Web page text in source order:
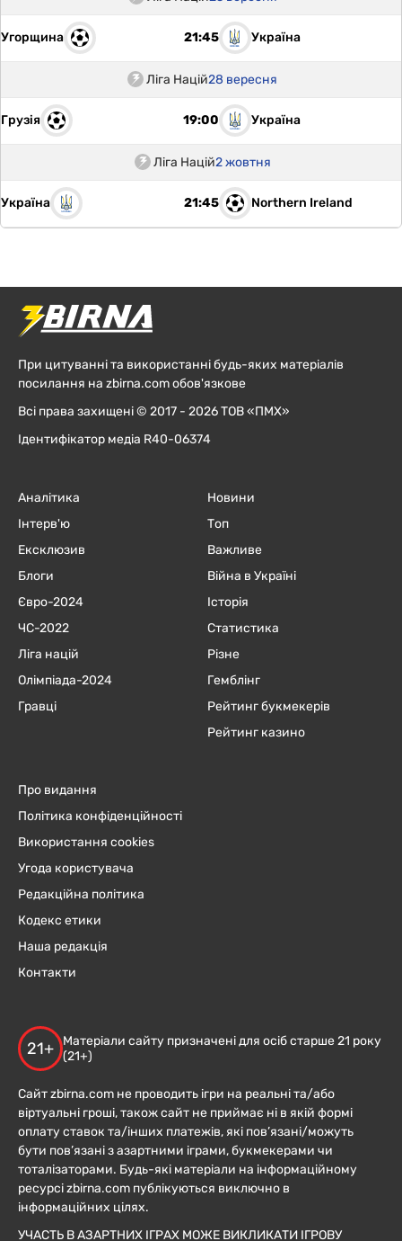
Угорщина 21:45 Україна
Ліга Націй28 вересня
Грузія 19:00 Україна
Ліга Націй2 жовтня
Україна 21:45 Northern Ireland
При цитуванні та використанні будь-яких матеріалів
посилання на zbirna.com обов'язкове
Всі права захищені © 2017 - 2026 ТОВ «ПМХ»
Ідентифікатор медіа R40-06374
Аналітика
Інтерв'ю
Ексклюзив
Блоги
Євро-2024
ЧC-2022
Ліга націй
Олімпіада-2024
Гравці
Новини
Топ
Важливе
Війна в Україні
Історія
Статистика
Різне
Гемблінг
Рейтинг букмекерів
Рейтинг казино
Про видання
Політика конфіденційності
Використання cookies
Угода користувача
Редакційна політика
Кодекс етики
Наша редакція
Контакти
21+
Матеріали сайту призначені для осіб старше 21 року
(21+)
Сайт zbirna.com не проводить ігри на реальні та/або
віртуальні гроші, також сайт не приймає ні в якій формі
оплату ставок та/інших платежів, які пов’язані/можуть
бути пов’язані з азартними іграми, букмекерами чи
тоталізаторами. Будь-які матеріали на інформаційному
ресурсі zbirna.com публікуються виключно в
інформаційних цілях.
УЧАСТЬ В АЗАРТНИХ ІГРАХ МОЖЕ ВИКЛИКАТИ ІГРОВУ